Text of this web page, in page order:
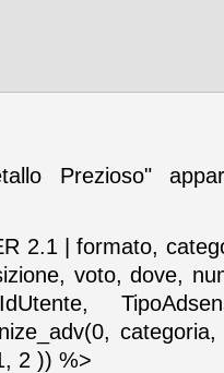
Prezioso"
2.1 | formato,
voto, dove,
2 )) %>